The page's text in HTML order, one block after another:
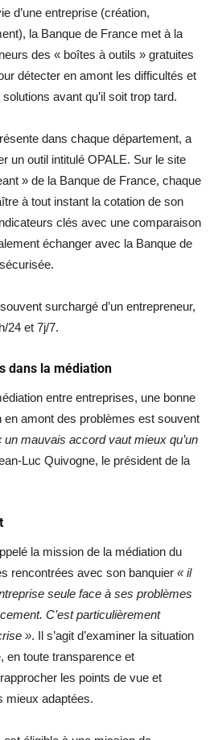
d’une entreprise (création,
la Banque de France met à la
des « boîtes à outils » gratuites
détecter en amont les difficultés et
avant qu’il soit trop tard.
dans chaque département, a
un outil intitulé OPALE. Sur le site
» de la Banque de France, chaque
à tout instant la cotation de son
clés avec une comparaison
échanger avec la Banque de
surchargé d’un entrepreneur,
24 et 7j/7.
dans la médiation
entre entreprises, une bonne
en amont des problèmes est souvent
un mauvais accord vaut mieux qu’un
Luc Quivogne, le président de la
la mission de la médiation du
rencontrées avec son banquier « il
seule face à ses problèmes
C’est particulièrement
». Il s’agit d’examiner la situation
en toute transparence et
les points de vue et
mieux adaptées.